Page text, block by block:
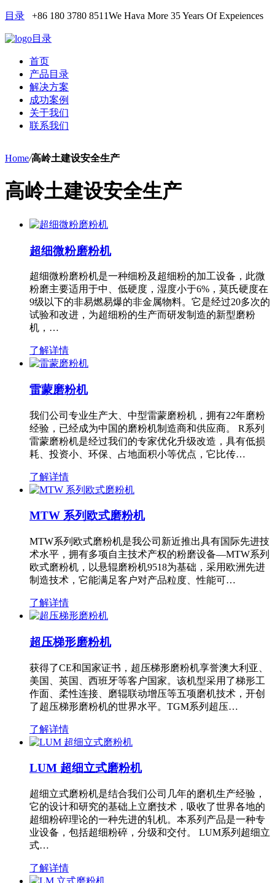
目录 +86 180 3780 8511We Hava More 35 Years Of Expeiences
目录
首页
产品目录
解决方案
成功案例
关于我们
联系我们
Home/高岭土建设安全生产
高岭土建设安全生产
超细微粉磨粉机
超细微粉磨粉机是一种细粉及超细粉的加工设备，此微
粉磨主要适用于中、低硬度，湿度小于6%，莫氏硬度在
9级以下的非易燃易爆的非金属物料。它是经过20多次的
试验和改进，为超细粉的生产而研发制造的新型磨粉
机，…
了解详情
雷蒙磨粉机
我们公司专业生产大、中型雷蒙磨粉机，拥有22年磨粉
经验，已经成为中国的磨粉机制造商和供应商。 R系列
雷蒙磨粉机是经过我们的专家优化升级改造，具有低损
耗、投资小、环保、占地面积小等优点，它比传…
了解详情
MTW 系列欧式磨粉机
MTW系列欧式磨粉机是我公司新近推出具有国际先进技
术水平，拥有多项自主技术产权的粉磨设备—MTW系列
欧式磨粉机，以悬辊磨粉机9518为基础，采用欧洲先进
制造技术，它能满足客户对产品粒度、性能可…
了解详情
超压梯形磨粉机
获得了CE和国家证书，超压梯形磨粉机享誉澳大利亚、
美国、英国、西班牙等客户国家。该机型采用了梯形工
作面、柔性连接、磨辊联动增压等五项磨机技术，开创
了超压梯形磨粉机的世界水平。TGM系列超压…
了解详情
LUM 超细立式磨粉机
超细立式磨粉机是结合我们公司几年的磨机生产经验，
它的设计和研究的基础上立磨技术，吸收了世界各地的
超细粉碎理论的一种先进的轧机。本系列产品是一种专
业设备，包括超细粉碎，分级和交付。 LUM系列超细立
式…
了解详情